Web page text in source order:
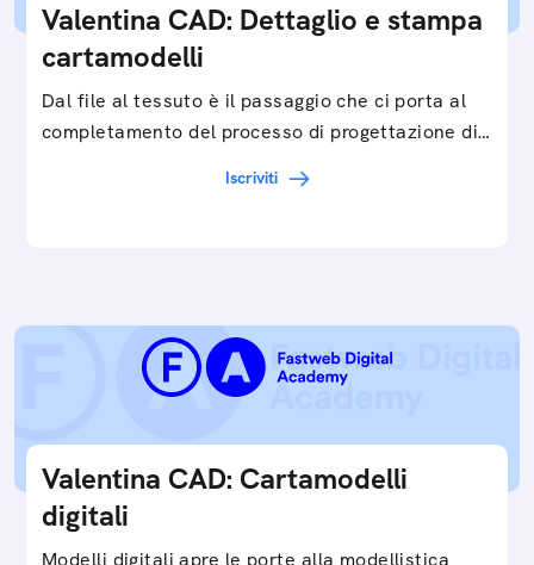
Valentina CAD: Dettaglio e stampa
cartamodelli
Dal file al tessuto è il passaggio che ci porta al
completamento del processo di progettazione di
Iscriviti
Valentina CAD: Cartamodelli
digitali
Modelli digitali apre le porte alla modellistica